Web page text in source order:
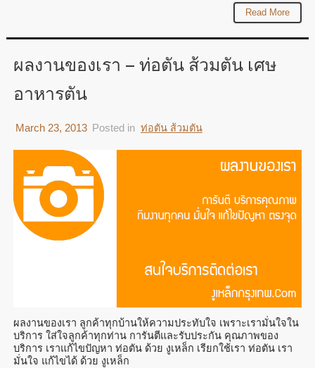
Read More
ผลงานของเรา – ท่อตัน ส้วมตัน เศษ
อาหารตัน
March 23, 2013 Posted in ท่อตัน ส้วมตัน
ผลงานของเรา ลูกค้าทุกบ้านให้ความประทับใจ เพราะเรามั่นใจใน
บริการ ใส่ใจลูกค้าทุกท่าน การันตีและรับประกัน คุณภาพของ
บริการ เราแก้ไขปัญหา ท่อตัน ด้วย งูเหล็ก เรียกใช้เรา ท่อตัน เรา
มั่นใจ แก้ไขได้ ด้วย งูเหล็ก